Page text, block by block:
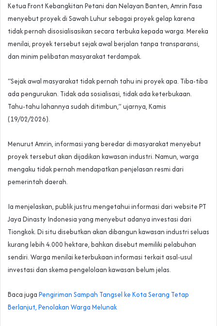
Ketua Front Kebangkitan Petani dan Nelayan Banten, Amrin Fasa
menyebut proyek di Sawah Luhur sebagai proyek gelap karena
tidak pernah disosialisasikan secara terbuka kepada warga. Mereka
menilai, proyek tersebut sejak awal berjalan tanpa transparansi,
dan minim pelibatan masyarakat terdampak.
“Sejak awal masyarakat tidak pernah tahu ini proyek apa. Tiba-tiba
ada pengurukan. Tidak ada sosialisasi, tidak ada keterbukaan.
Tahu-tahu lahannya sudah ditimbun,” ujarnya, Kamis
(19/02/2026).
Menurut Amrin, informasi yang beredar di masyarakat menyebut
proyek tersebut akan dijadikan kawasan industri. Namun, warga
mengaku tidak pernah mendapatkan penjelasan resmi dari
pemerintah daerah.
Ia menjelaskan, publik justru mengetahui informasi dari website PT
Jaya Dinasty Indonesia yang menyebut adanya investasi dari
Tiongkok. Di situ disebutkan akan dibangun kawasan industri seluas
kurang lebih 4.000 hektare, bahkan disebut memiliki pelabuhan
sendiri. Warga menilai keterbukaan informasi terkait asal-usul
investasi dan skema pengelolaan kawasan belum jelas.
Baca juga Pengiriman Sampah Tangsel ke Kota Serang Tetap
Berlanjut, Penolakan Warga Melunak